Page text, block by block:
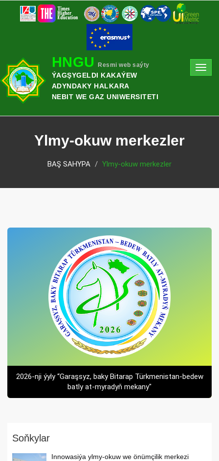
HNGU Resmi web saýty
ÝAGŞYGELDI KAKAÝEW
ADYNDAKY HALKARA
NEBIT WE GAZ UNIWERSITETI
Ylmy-okuw merkezler
BAŞ SAHYPA Ylmy-okuw merkezler
2026-nji ýyly “Garaşsyz, baky Bitarap Türkmenistan-bedew
batly at-myradyň mekany"
Soňkylar
Innowasiýa ylmy-okuw we önümçilik merkezi